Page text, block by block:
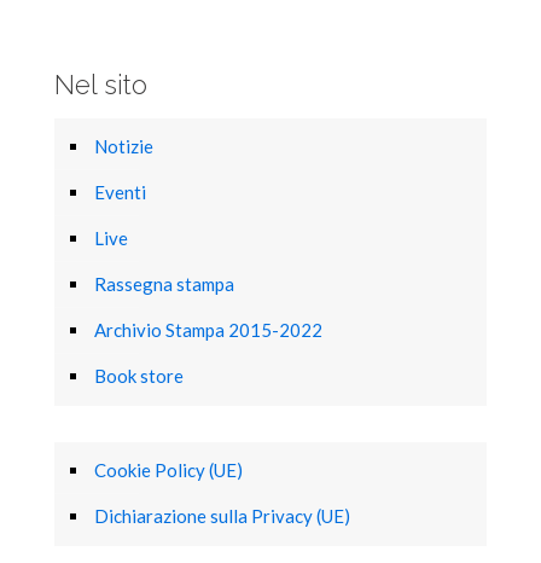
Nel sito
Notizie
Eventi
Live
Rassegna stampa
Archivio Stampa 2015-2022
Book store
Cookie Policy (UE)
Dichiarazione sulla Privacy (UE)